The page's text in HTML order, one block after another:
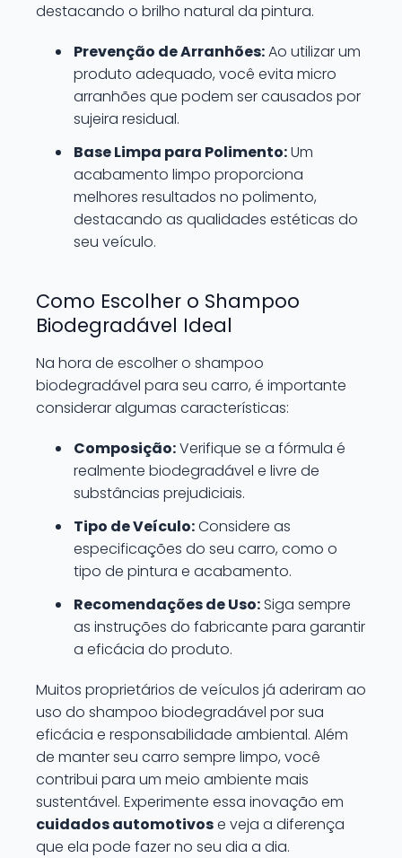
destacando o brilho natural da pintura.
Prevenção de Arranhões:Ao utilizar um
produto adequado, você evita micro
arranhões que podem ser causados por
sujeira residual.
Base Limpa para Polimento:Um
acabamento limpo proporciona
melhores resultados no polimento,
destacando as qualidades estéticas do
seu veículo.
Como Escolher o Shampoo
Biodegradável Ideal
Na hora de escolher o shampoo
biodegradável para seu carro, é importante
considerar algumas características:
Composição:Verifique se a fórmula é
realmente biodegradável e livre de
substâncias prejudiciais.
Tipo de Veículo:Considere as
especificações do seu carro, como o
tipo de pintura e acabamento.
Recomendações de Uso: Siga sempre
as instruções do fabricante para garantir
a eficácia do produto.
Muitos proprietários de veículos já aderiram ao
uso do shampoo biodegradável por sua
eficácia e responsabilidade ambiental. Além
de manter seu carro sempre limpo, você
contribui para um meio ambiente mais
sustentável. Experimente essa inovação em
cuidados automotivose veja a diferença
que ela pode fazer no seu dia a dia.